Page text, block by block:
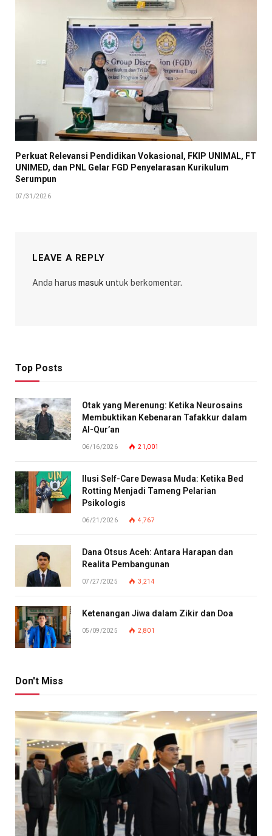
Perkuat Relevansi Pendidikan Vokasional, FKIP UNIMAL, FT
UNIMED, dan PNL Gelar FGD Penyelarasan Kurikulum
Serumpun
07/31/2026
LEAVE A REPLY
Anda harus masuk untuk berkomentar.
Top Posts
Otak yang Merenung: Ketika Neurosains
Membuktikan Kebenaran Tafakkur dalam
Al-Qur’an
06/16/2026 21,001
Ilusi Self-Care Dewasa Muda: Ketika Bed
Rotting Menjadi Tameng Pelarian
Psikologis
06/21/2026 4,767
Dana Otsus Aceh: Antara Harapan dan
Realita Pembangunan
07/27/2025 3,214
Ketenangan Jiwa dalam Zikir dan Doa
05/09/2025 2,801
Don't Miss